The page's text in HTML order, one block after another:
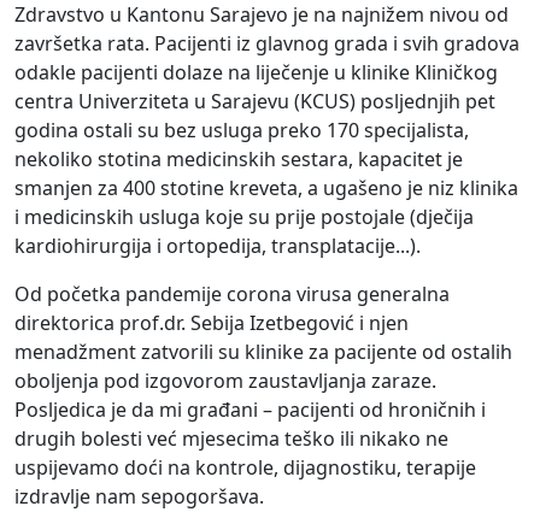
Zdravstvo u Kantonu Sarajevo je na najnižem nivou od
završetka rata. Pacijenti iz glavnog grada i svih gradova
odakle pacijenti dolaze na liječenje u klinike Kliničkog
centra Univerziteta u Sarajevu (KCUS) posljednjih pet
godina ostali su bez usluga preko 170 specijalista,
nekoliko stotina medicinskih sestara, kapacitet je
smanjen za 400 stotine kreveta, a ugašeno je niz klinika
i medicinskih usluga koje su prije postojale (dječija
kardiohirurgija i ortopedija, transplatacije...).
Od početka pandemije corona virusa generalna
direktorica prof.dr. Sebija Izetbegović i njen
menadžment zatvorili su klinike za pacijente od ostalih
oboljenja pod izgovorom zaustavljanja zaraze.
Posljedica je da mi građani – pacijenti od hroničnih i
drugih bolesti već mjesecima teško ili nikako ne
uspijevamo doći na kontrole, dijagnostiku, terapije
izdravlje nam sepogoršava.